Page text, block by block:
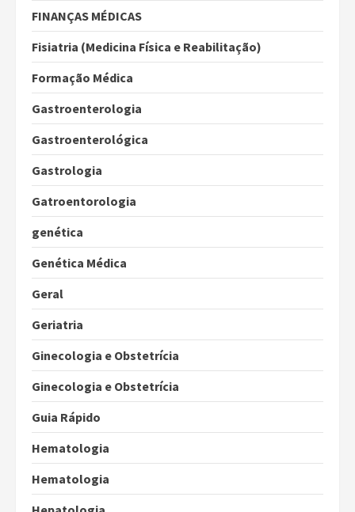
FINANÇAS MÉDICAS
Fisiatria (Medicina Física e Reabilitação)
Formação Médica
Gastroenterologia
Gastroenterológica
Gastrologia
Gatroentorologia
genética
Genética Médica
Geral
Geriatria
Ginecologia e Obstetrícia
Ginecologia e Obstetrícia
Guia Rápido
Hematologia
Hematologia